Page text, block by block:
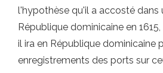
l'hypothèse qu'il a accosté dans
République dominicaine en
il ira en République dominicaine
enregistrements des ports sur